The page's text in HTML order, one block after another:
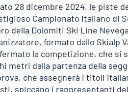
28 dicembre 2024, le piste
Campionato Italiano di
della Dolomiti Ski Line
formato dallo Skialp
la competizione, che si
metri dalla partenza della
che assegnerà i titoli
spiccano i rappresentanti